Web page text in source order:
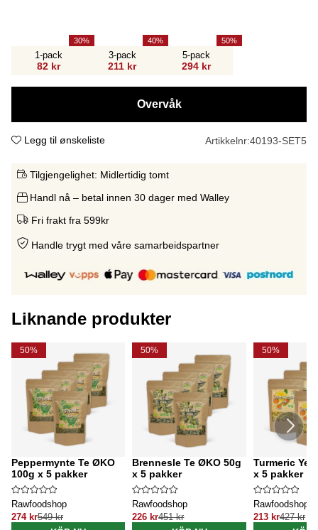
1-pack
82 kr
30
3-pack
211 kr
40
5-pack
294 kr
50
Overvåk
Legg til ønskeliste Artikkelnr:40193-SET5
Tilgjengelighet: Midlertidig tomt
Handl nå – betal innen 30 dager med Walley
Fri frakt fra 599kr
Handle trygt med våre samarbeidspartner
Liknande produkter
50%
Peppermynte Te ØKO
100g x 5 pakker
Rawfoodshop
274 kr549 kr
50%
Brennesle Te ØKO 50g
x 5 pakker
Rawfoodshop
226 kr451 kr
50%
Turmeric
x 5 pakker
Rawfoodshop
213 kr427 kr